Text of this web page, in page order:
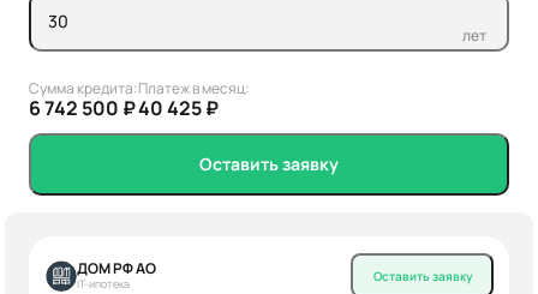
лет
Сумма кредита:
6 742 500 ₽
Платеж в месяц:
40 425 ₽
Оставить заявку
ДОМ РФ АО
IT-ипотека Оставить заявку